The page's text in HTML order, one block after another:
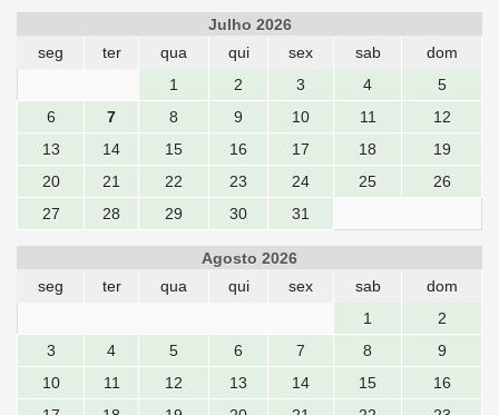
Julho 2026
seg
ter qua qui sex sab
dom
1
2 3 4
5
6
7 8 9 10 11
12
13
14 15 16 17 18
19
20
21 22 23 24 25
26
27
28 29 30 31
Agosto 2026
seg
ter qua qui sex sab
dom
1
2
3
4 5 6 7 8
9
10
11 12 13 14 15
16